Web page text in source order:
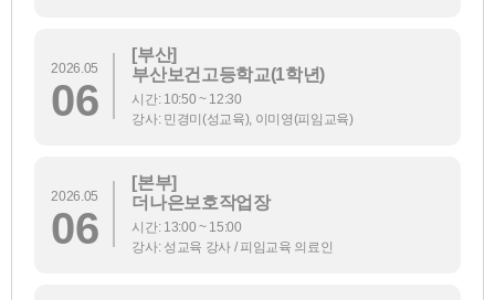
2026.05
06
[부산]
부산보건고등학교(1학년)
시간: 10:50 ~ 12:30
강사: 민경미(성교육), 이미영(피임교육)
2026.05
06
[본부]
더나은보호작업장
시간: 13:00 ~ 15:00
강사: 성교육 강사 / 피임교육 의료인